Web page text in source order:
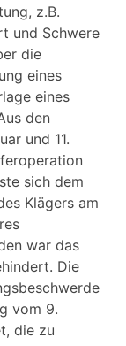
z.B.
und Schwere
die
eines
eines
den
und 11.
sich dem
Klägers am
war das
Die
vom 9.
die zu